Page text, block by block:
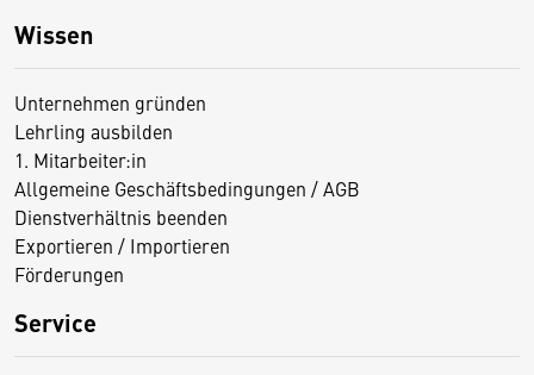
Wissen
Unternehmen gründen
Lehrling ausbilden
1. Mitarbeiter:in
Allgemeine Geschäftsbedingungen / AGB
Dienstverhältnis beenden
Exportieren / Importieren
Förderungen
Service